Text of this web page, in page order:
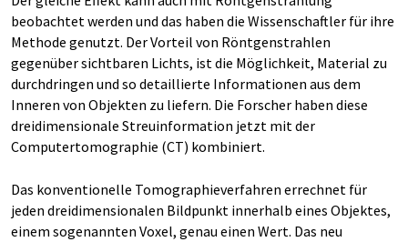
beobachtet werden und das haben die Wissenschaftler für ihre
Methode genutzt. Der Vorteil von Röntgenstrahlen
gegenüber sichtbaren Lichts, ist die Möglichkeit, Material zu
durchdringen und so detaillierte Informationen aus dem
Inneren von Objekten zu liefern. Die Forscher haben diese
dreidimensionale Streuinformation jetzt mit der
Computertomographie (CT) kombiniert.
Das konventionelle Tomographieverfahren errechnet für
jeden dreidimensionalen Bildpunkt innerhalb eines Objektes,
einem sogenannten Voxel, genau einen Wert. Das neu